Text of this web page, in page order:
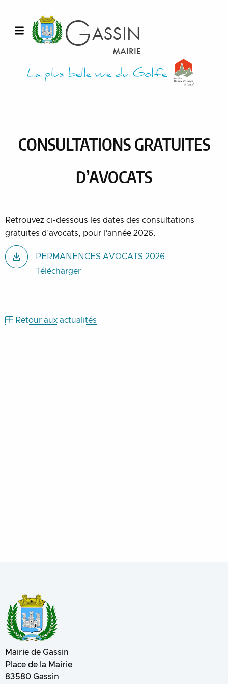
Ouvrir le menuGASSIN
MAIRIE
La plus belle vue du Golfe
CONSULTATIONS GRATUITES
D’AVOCATS
Retrouvez ci-dessous les dates des consultations
gratuites d’avocats, pour l’année 2026.
PERMANENCES AVOCATS 2026
Télécharger
Retour aux actualités
Mairie de Gassin
Place de la Mairie
83580 Gassin